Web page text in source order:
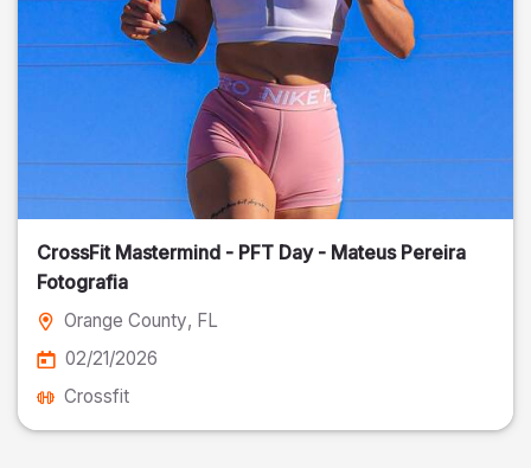
CrossFit Mastermind - PFT Day - Mateus Pereira
Fotografia
Orange County, FL
02/21/2026
Crossfit